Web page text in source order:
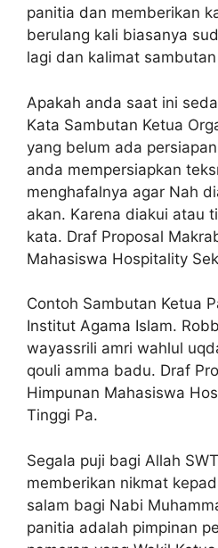
panitia dan memberikan
berulang kali biasanya
lagi dan kalimat
Apakah anda saat ini
Kata Sambutan Ketua
yang belum ada
anda mempersiapkan
menghafalnya agar Nah
akan. Karena diakui atau
kata. Draf Proposal
Mahasiswa Hospitality
Contoh Sambutan Ketua
Institut Agama Islam.
wayassrili amri wahlul
qouli amma badu. Draf
Himpunan Mahasiswa
Tinggi Pa.
Segala puji bagi Allah
memberikan nikmat
salam bagi Nabi
panitia adalah pimpinan